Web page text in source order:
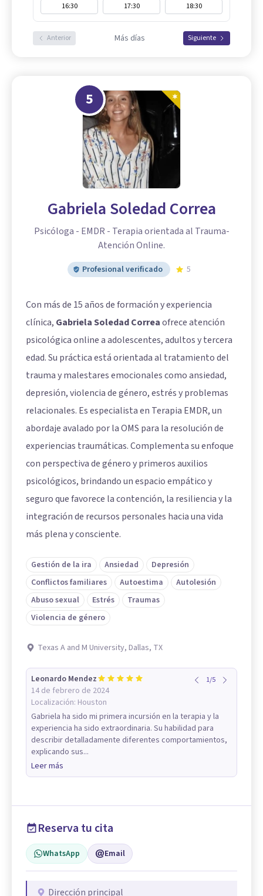
16:30
17:30 18:30
Anterior Más días Siguiente
5
Gabriela Soledad Correa
Psicóloga - EMDR - Terapia orientada al Trauma-
Atención Online.
Profesional verificado 5
Con más de 15 años de formación y experiencia
clínica, Gabriela Soledad Correaofrece atención
psicológica online a adolescentes, adultos y tercera
edad. Su práctica está orientada al tratamiento del
trauma y malestares emocionales como ansiedad,
depresión, violencia de género, estrés y problemas
relacionales. Es especialista en Terapia EMDR, un
abordaje avalado por la OMS para la resolución de
experiencias traumáticas. Complementa su enfoque
con perspectiva de género y primeros auxilios
psicológicos, brindando un espacio empático y
seguro que favorece la contención, la resiliencia y la
integración de recursos personales hacia una vida
más plena y consciente.
Gestión de la ira Ansiedad
Depresión
Conflictos familiares
Autoestima
Autolesión
Abuso sexual
Estrés
Traumas
Violencia de género
Texas A and M University, Dallas, TX
Leonardo Mendez
14 de febrero de 2024
Localización: Houston
1/5
Gabriela ha sido mi primera incursión en la terapia y la
experiencia ha sido extraordinaria. Su habilidad para
describir detalladamente diferentes comportamientos,
explicando sus...
Leer más
Reserva tu cita
WhatsApp Email
Dirección principal